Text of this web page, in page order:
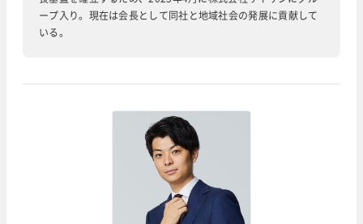
ープ入り。現在は会長として同社と地域社会の発展に貢献して
いる。